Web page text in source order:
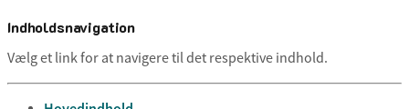
Indholdsnavigation
Vælg et link for at navigere til det respektive indhold.